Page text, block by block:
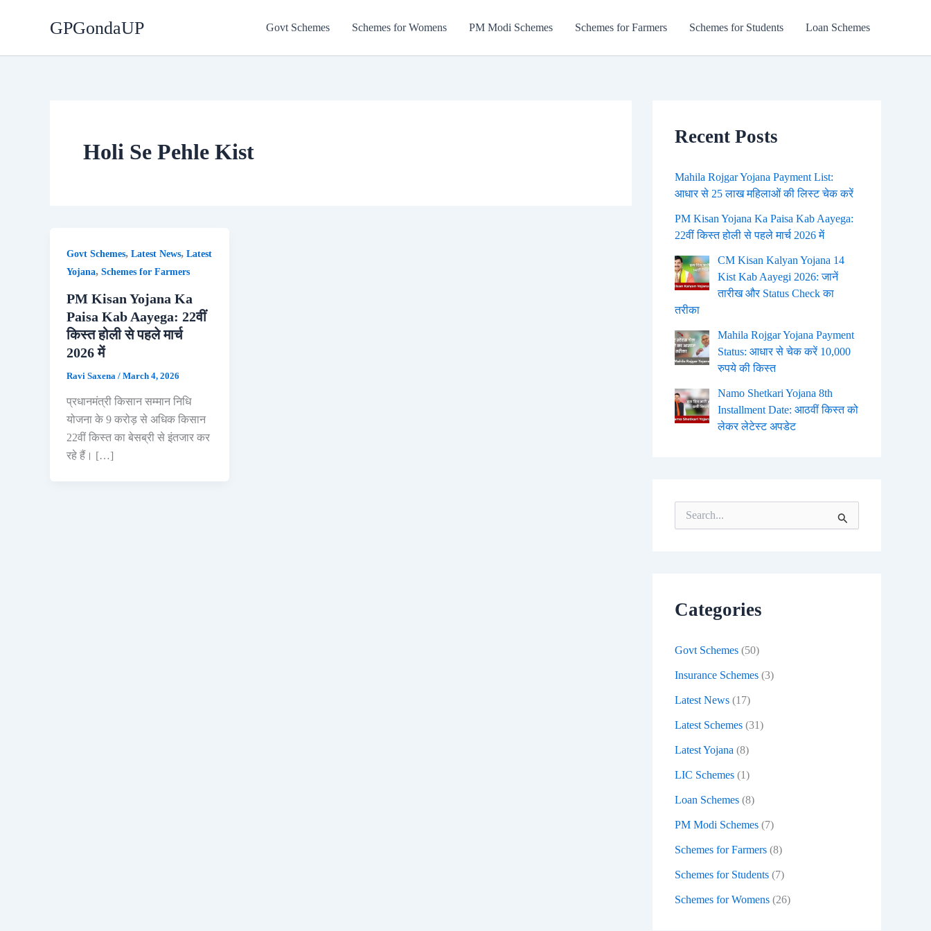
GPGondaUP Govt Schemes Schemes for Womens PM Modi Schemes Schemes for Farmers Schemes for Students Loan Schemes
Holi Se Pehle Kist
Govt Schemes, Latest News, Latest
Yojana, Schemes for Farmers
PM Kisan Yojana Ka
Paisa Kab Aayega: 22वीं
किस्त होली से पहले मार्च
2026 में
Ravi Saxena / March 4, 2026
प्रधानमंत्री किसान सम्मान निधि
योजना के 9 करोड़ से अधिक किसान
22वीं किस्त का बेसब्री से इंतजार कर
रहे हैं। […]
Recent Posts
Mahila Rojgar Yojana Payment List:
आधार से 25 लाख महिलाओं की लिस्ट चेक करें
PM Kisan Yojana Ka Paisa Kab Aayega:
22वीं किस्त होली से पहले मार्च 2026 में
CM Kisan Kalyan Yojana 14
Kist Kab Aayegi 2026: जानें
तारीख और Status Check का
तरीका
Mahila Rojgar Yojana Payment
Status: आधार से चेक करें 10,000
रुपये की किस्त
Namo Shetkari Yojana 8th
Installment Date: आठवीं किस्त को
लेकर लेटेस्ट अपडेट
o
Categories
Govt Schemes (50)
Insurance Schemes (3)
Latest News (17)
Latest Schemes (31)
Latest Yojana (8)
LIC Schemes (1)
Loan Schemes (8)
PM Modi Schemes (7)
Schemes for Farmers (8)
Schemes for Students (7)
Schemes for Womens (26)